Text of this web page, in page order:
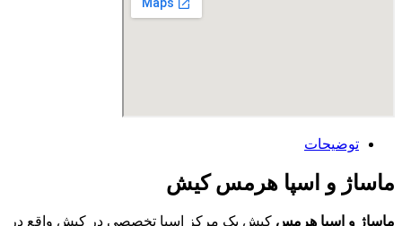
توضیحات
ماساژ و اسپا هرمس کیش
ماساژ و اسپا هرمس کیش یک مرکز اسپا تخصصی در کیش واقع در